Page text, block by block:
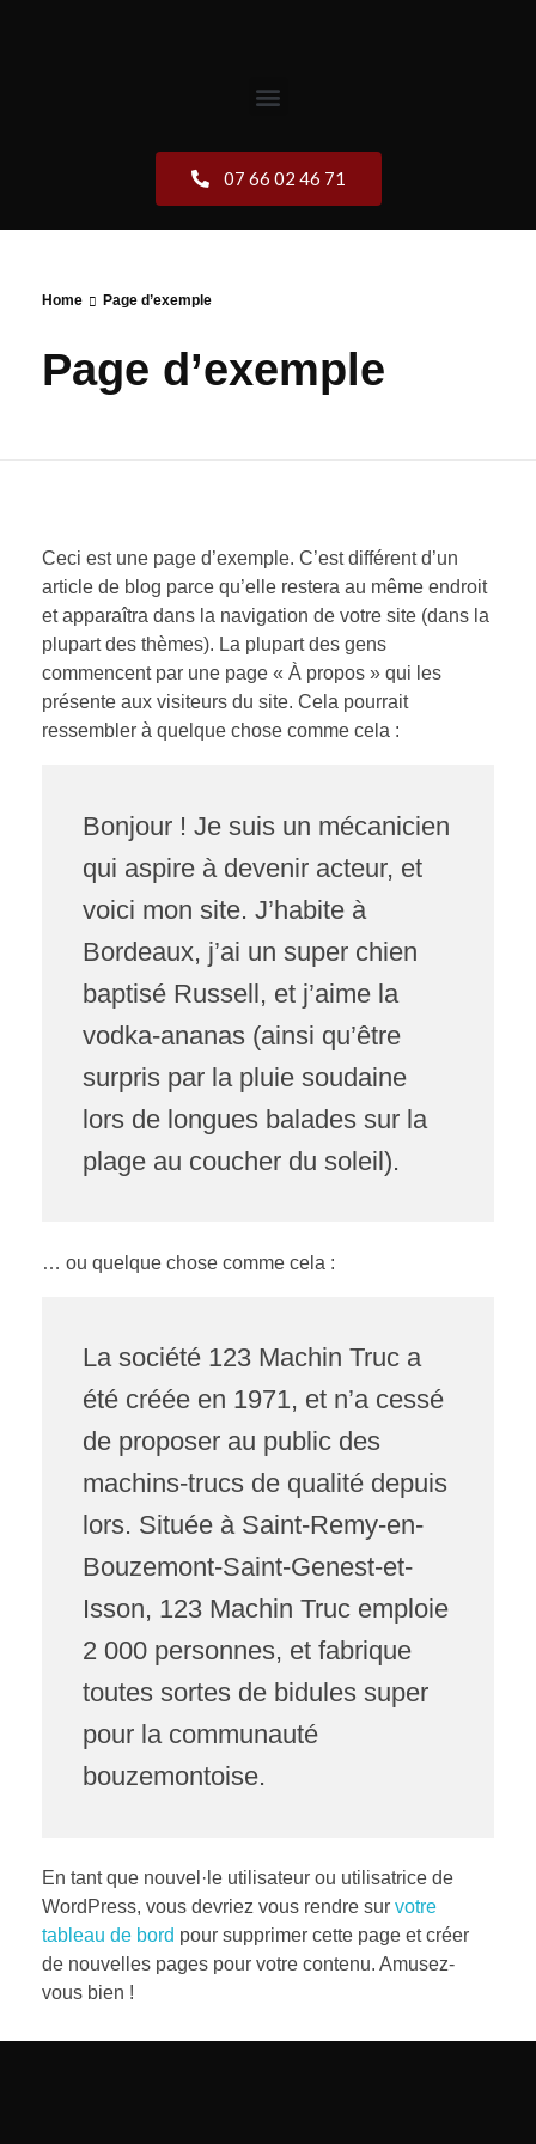
07 66 02 46 71
Home Page d’exemple
Page d’exemple
Ceci est une page d’exemple. C’est différent d’un
article de blog parce qu’elle restera au même endroit
et apparaîtra dans la navigation de votre site (dans la
plupart des thèmes). La plupart des gens
commencent par une page « À propos » qui les
présente aux visiteurs du site. Cela pourrait
ressembler à quelque chose comme cela :
Bonjour ! Je suis un mécanicien
qui aspire à devenir acteur, et
voici mon site. J’habite à
Bordeaux, j’ai un super chien
baptisé Russell, et j’aime la
vodka-ananas (ainsi qu’être
surpris par la pluie soudaine
lors de longues balades sur la
plage au coucher du soleil).
… ou quelque chose comme cela :
La société 123 Machin Truc a
été créée en 1971, et n’a cessé
de proposer au public des
machins-trucs de qualité depuis
lors. Située à Saint-Remy-en-
Bouzemont-Saint-Genest-et-
Isson, 123 Machin Truc emploie
2 000 personnes, et fabrique
toutes sortes de bidules super
pour la communauté
bouzemontoise.
En tant que nouvel·le utilisateur ou utilisatrice de
WordPress, vous devriez vous rendre sur votre
tableau de bord pour supprimer cette page et créer
de nouvelles pages pour votre contenu. Amusez-
vous bien !